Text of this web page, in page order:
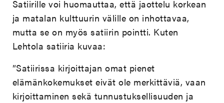
Satiirille voi huomauttaa, että jaottelu korkean
ja matalan kulttuurin välille on inhottavaa,
mutta se on myös satiirin pointti. Kuten
Lehtola satiiria kuvaa:
”Satiirissa kirjoittajan omat pienet
elämänkokemukset eivät ole merkittäviä, vaan
kirjoittaminen sekä tunnustuksellisuuden ja